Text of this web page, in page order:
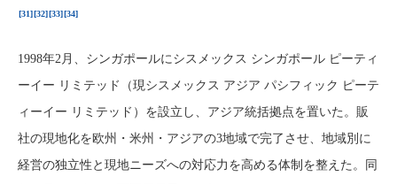
[31] [32] [33] [34]
1998年2月、シンガポールにシスメックス シンガポール ピーティ
ーイー リミテッド（現シスメックス アジア パシフィック ピーテ
ィーイー リミテッド）を設立し、アジア統括拠点を置いた。販
社の現地化を欧州・米州・アジアの3地域で完了させ、地域別に
経営の独立性と現地ニーズへの対応力を高める体制を整えた。同